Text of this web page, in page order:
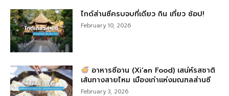
ไกด์ส่านซีครบจบที่เดียว กิน เที่ยว ช้อป!
February 10, 2026
อาหารซีอาน (Xi’an Food) เสน่ห์รสชาติ
เส้นทางสายไหม เมืองเก่าแห่งมณฑลส่านซี
February 3, 2026